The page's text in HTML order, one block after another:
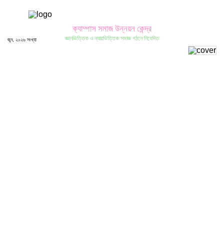
ক্যাম্পাস সমাজ উন্নয়ন কেন্দ্র
জ্ঞানভিত্তিক ও ন্যায়ভিত্তিক সমাজ গঠনে নিবেদিত
জুন, ২০২৬ সংখ্যা